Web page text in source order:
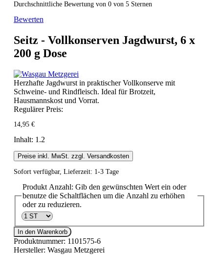
Durchschnittliche Bewertung von 0 von 5 Sternen
Bewerten
Seitz - Vollkonserven Jagdwurst, 6 x
200 g Dose
Herzhafte Jagdwurst in praktischer Vollkonserve mit
Schweine- und Rindfleisch. Ideal für Brotzeit,
Hausmannskost und Vorrat.
Regulärer Preis:
14,95 €
Inhalt: 1.2
Preise inkl. MwSt. zzgl. Versandkosten
Sofort verfügbar, Lieferzeit: 1-3 Tage
Produkt Anzahl: Gib den gewünschten Wert ein oder
benutze die Schaltflächen um die Anzahl zu erhöhen
oder zu reduzieren.
In den Warenkorb
Produktnummer: 1101575-6
Hersteller: Wasgau Metzgerei